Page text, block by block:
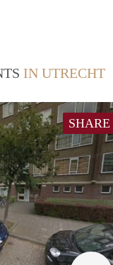
IN UTRECHT
SHARE